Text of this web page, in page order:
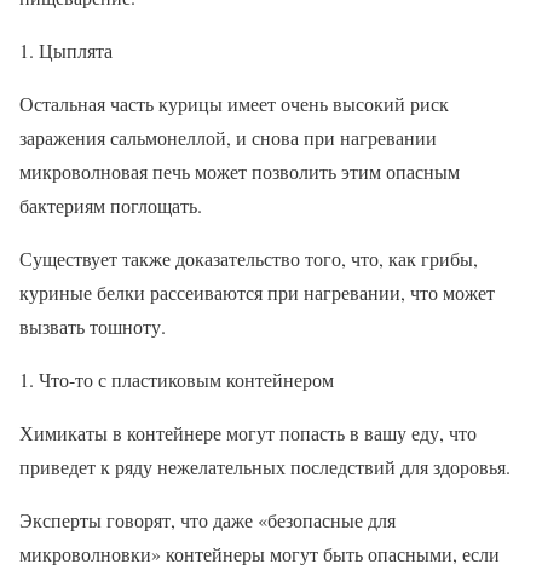
Цыплята
Остальная часть курицы имеет очень высокий риск
заражения сальмонеллой, и снова при нагревании
микроволновая печь может позволить этим опасным
бактериям поглощать.
Существует также доказательство того, что, как грибы,
куриные белки рассеиваются при нагревании, что может
вызвать тошноту.
Что-то с пластиковым контейнером
Химикаты в контейнере могут попасть в вашу еду, что
приведет к ряду нежелательных последствий для здоровья.
Эксперты говорят, что даже «безопасные для
микроволновки» контейнеры могут быть опасными, если